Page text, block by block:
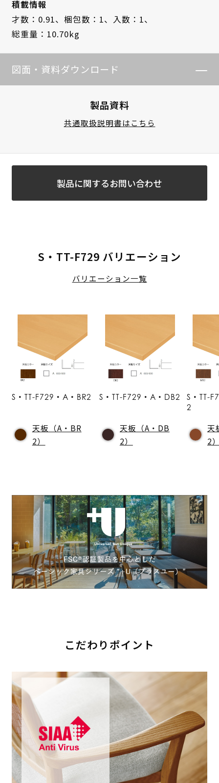
積載情報
才数：0.91、 梱包数：1、
入数：1、
総重量：10.70kg
図面・資料ダウンロード
製品資料
共通取扱説明書はこちら
製品に関するお問い合わせ
S・TT-F729 バリエーション
バリエーション一覧
S・TT-F729・A・BR2
天板（A・BR
2）
S・TT-F729・A・DB2
天板（A・DB
2）
S・TT-
2
天
2
こだわりポイント